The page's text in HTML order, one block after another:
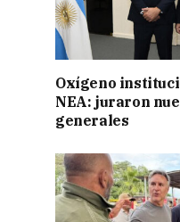
Oxígeno
NEA: juraron
generales